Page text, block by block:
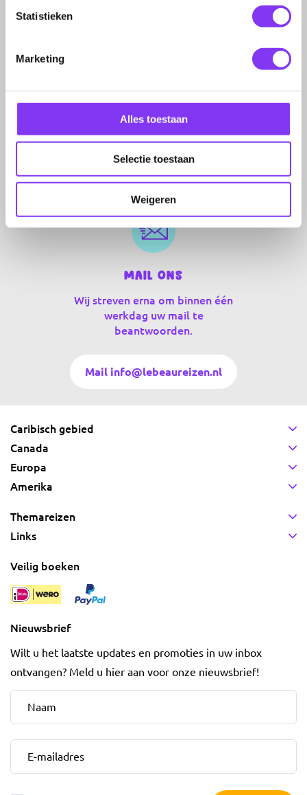
Statistieken
Marketing
Alles toestaan
Selectie toestaan
Weigeren
van maandag tot en met vrijdag
Mail ons
Wij streven erna om binnen één
werkdag uw mail te
beantwoorden.
Mail info@lebeaureizen.nl
Caribisch gebied
Canada
Europa
Amerika
Themareizen
Links
Veilig boeken
Nieuwsbrief
Wilt u het laatste updates en promoties in uw inbox
ontvangen? Meld u hier aan voor onze nieuwsbrief!
Naam*
E-mailadres*